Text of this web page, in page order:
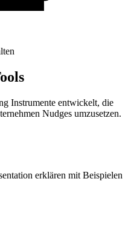
Instrumente entwickelt, die
Nudges umzusetzen.
erklären mit Beispielen